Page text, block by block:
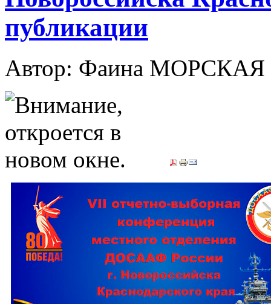
публикации
Автор: Фаина МОРСКАЯ